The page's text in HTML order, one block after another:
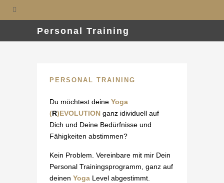
Personal Training
PERSONAL TRAINING
Du möchtest deine Yoga
(R)EVOLUTION ganz idividuell auf
Dich und Deine Bedürfnisse und
Fähigkeiten abstimmen?
Kein Problem. Vereinbare mit mir Dein
Personal Trainingsprogramm, ganz auf
deinen Yoga Level abgestimmt.